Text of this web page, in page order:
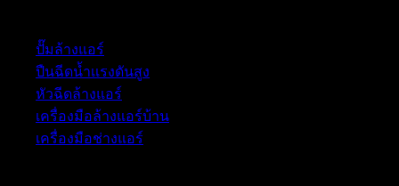
ปั๊มล้างแอร์
ปืนฉีดน้ำเเรงดันสูง
หัวฉีดล้างแอร์
เครื่องมือล้างแอร์บ้าน
เครื่องมือช่างแอร์